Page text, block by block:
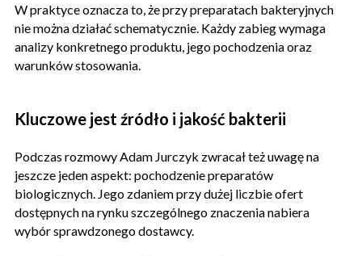
W praktyce oznacza to, że przy preparatach bakteryjnych
nie można działać schematycznie. Każdy zabieg wymaga
analizy konkretnego produktu, jego pochodzenia oraz
warunków stosowania.
Kluczowe jest źródło i jakość bakterii
Podczas rozmowy Adam Jurczyk zwracał też uwagę na
jeszcze jeden aspekt: pochodzenie preparatów
biologicznych. Jego zdaniem przy dużej liczbie ofert
dostępnych na rynku szczególnego znaczenia nabiera
wybór sprawdzonego dostawcy.